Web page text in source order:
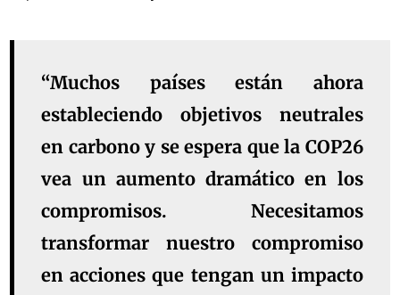
“Muchos países están ahora
estableciendo objetivos neutrales
en carbono y se espera que la COP26
vea un aumento dramático en los
compromisos. Necesitamos
transformar nuestro compromiso
en acciones que tengan un impacto